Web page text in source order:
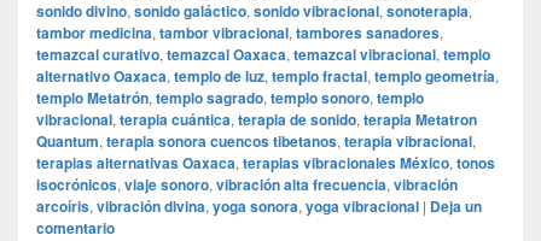
sonido divino, sonido galáctico, sonido vibracional, sonoterapia,
tambor medicina, tambor vibracional, tambores sanadores,
temazcal curativo, temazcal Oaxaca, temazcal vibracional, templo
alternativo Oaxaca, templo de luz, templo fractal, templo geometría,
templo Metatrón, templo sagrado, templo sonoro, templo
vibracional, terapia cuántica, terapia de sonido, terapia Metatron
Quantum, terapia sonora cuencos tibetanos, terapia vibracional,
terapias alternativas Oaxaca, terapias vibracionales México, tonos
isocrónicos, viaje sonoro, vibración alta frecuencia, vibración
arcoíris, vibración divina, yoga sonora, yoga vibracional | Deja un
comentario